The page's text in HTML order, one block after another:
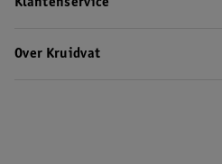
Over Kruidvat